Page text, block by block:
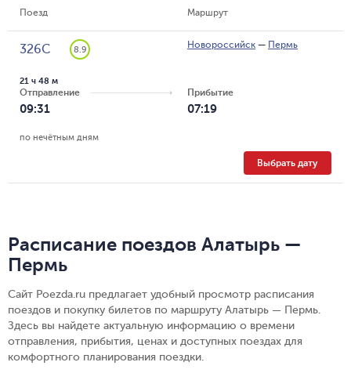
Поезд Маршрут
326С 8.9 Новороссийск — Пермь
Отправление
09:31
21 ч 48 м
Прибытие
07:19
по нечётным дням
Выбрать дату
Расписание поездов Алатырь —
Пермь
Сайт Poezda.ru предлагает удобный просмотр расписания
поездов и покупку билетов по маршруту Алатырь — Пермь.
Здесь вы найдете актуальную информацию о времени
отправления, прибытия, ценах и доступных поездах для
комфортного планирования поездки.